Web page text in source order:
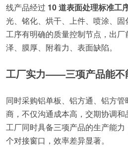
线产品经过 10 道表面处理标准工
光、铭化、烘干、上件、喷涂、
工序有明确的质量控制节点，出厂
泽、膜厚、附着力、表面缺陷。
工厂实力——三项产品能不
同时采购铝单板、铝方通、铝方
商，不仅沟通成本高，交期协调
工厂同时具备三项产品的生产能
个对接窗口，效率差异显著。